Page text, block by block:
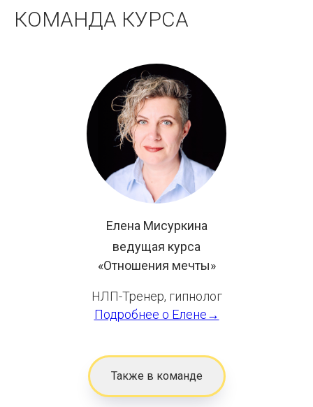
КОМАНДА КУРСА
Елена Мисуркина
ведущая курса
«Отношения мечты»
НЛП-Тренер, гипнолог
Подробнее о Елене→
Также в команде